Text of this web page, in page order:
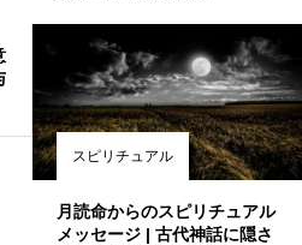
スピリチュアル
月読命からのスピリチュアル
メッセージ | 古代神話に隠さ